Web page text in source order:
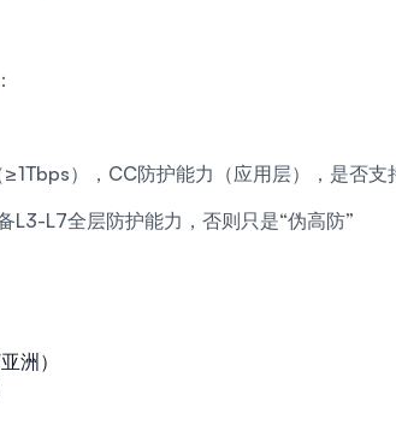
），CC防护能力（应用层），是否
L3-L7全层防护能力，否则只是“伪高防”
洲）